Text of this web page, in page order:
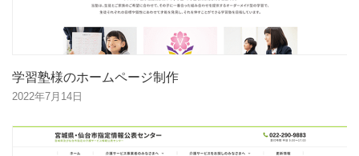
学習塾様のホームページ制作
2022年7月14日